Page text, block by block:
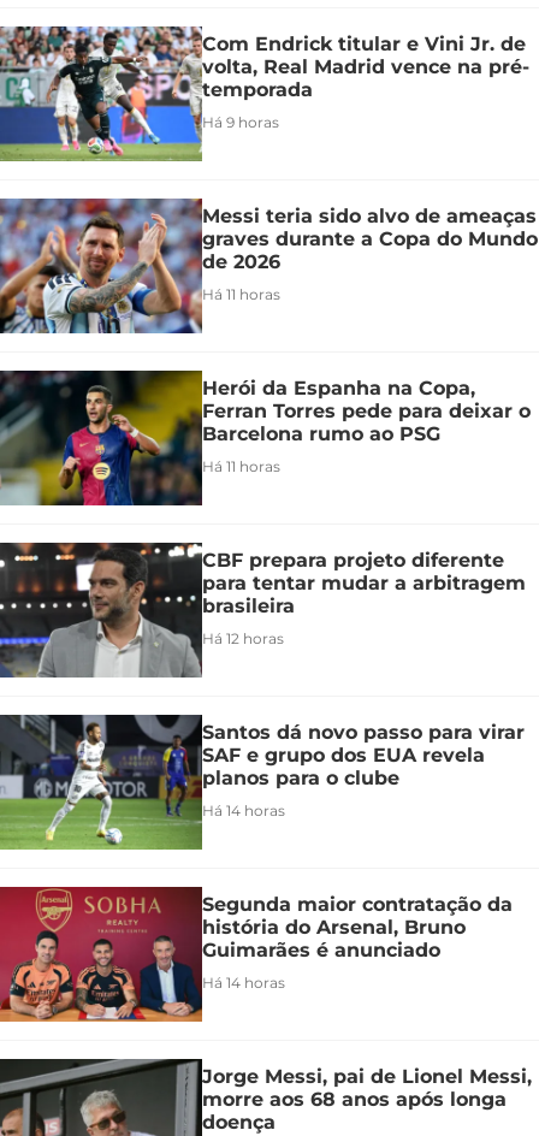
Com Endrick titular e Vini Jr. de
volta, Real Madrid vence na pré-
temporada
Há 9 horas
Messi teria sido alvo de ameaças
graves durante a Copa do Mundo
de 2026
Há 11 horas
Herói da Espanha na Copa,
Ferran Torres pede para deixar o
Barcelona rumo ao PSG
Há 11 horas
CBF prepara projeto diferente
para tentar mudar a arbitragem
brasileira
Há 12 horas
Santos dá novo passo para virar
SAF e grupo dos EUA revela
planos para o clube
Há 14 horas
Segunda maior contratação da
história do Arsenal, Bruno
Guimarães é anunciado
Há 14 horas
Jorge Messi, pai de Lionel Messi,
morre aos 68 anos após longa
doença